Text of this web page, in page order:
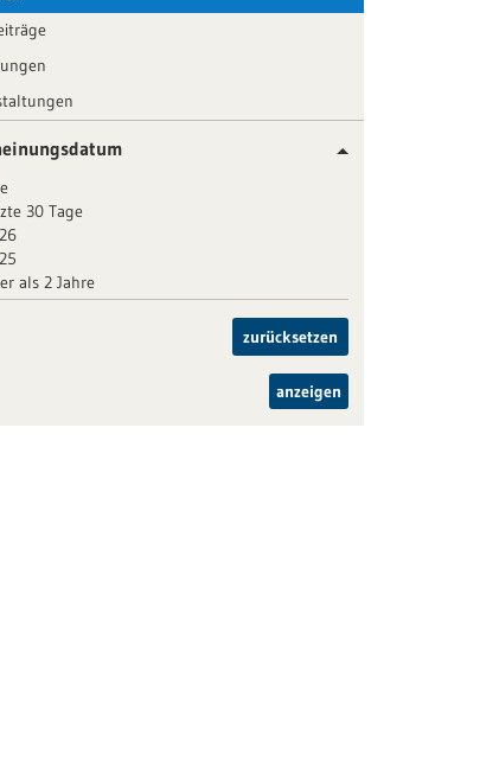
30 Tage
als 2 Jahre
zurücksetzen
anzeigen